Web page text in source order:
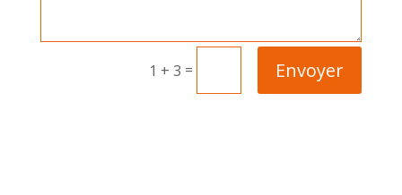
1 + 3 = Envoyer